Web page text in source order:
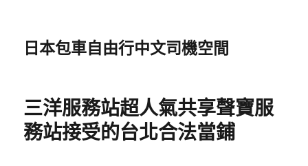
日本包車自由行中文司機空間
三洋服務站超人氣共享聲寶服
務站接受的台北合法當鋪